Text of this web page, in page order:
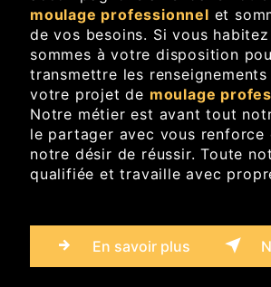
moulage professionnel et
de vos besoins. Si vous habitez
sommes à votre disposition
transmettre les renseignements
votre projet de moulage
Notre métier est avant tout
le partager avec vous renforce
notre désir de réussir. Toute
qualifiée et travaille avec
En savoir plus